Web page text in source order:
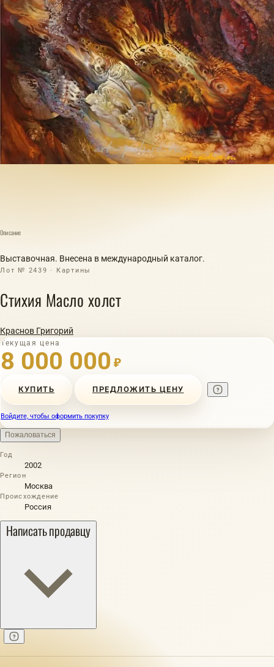
Описание
Выставочная. Внесена в международный каталог.
Лот № 2439 · Картины
Стихия Масло холст
Краснов Григорий
Текущая цена
8 000 000 ₽
КУПИТЬ ПРЕДЛОЖИТЬ ЦЕНУ
Войдите, чтобы оформить покупку
Пожаловаться
Год
2002
Регион
Москва
Происхождение
Россия
Написать продавцу